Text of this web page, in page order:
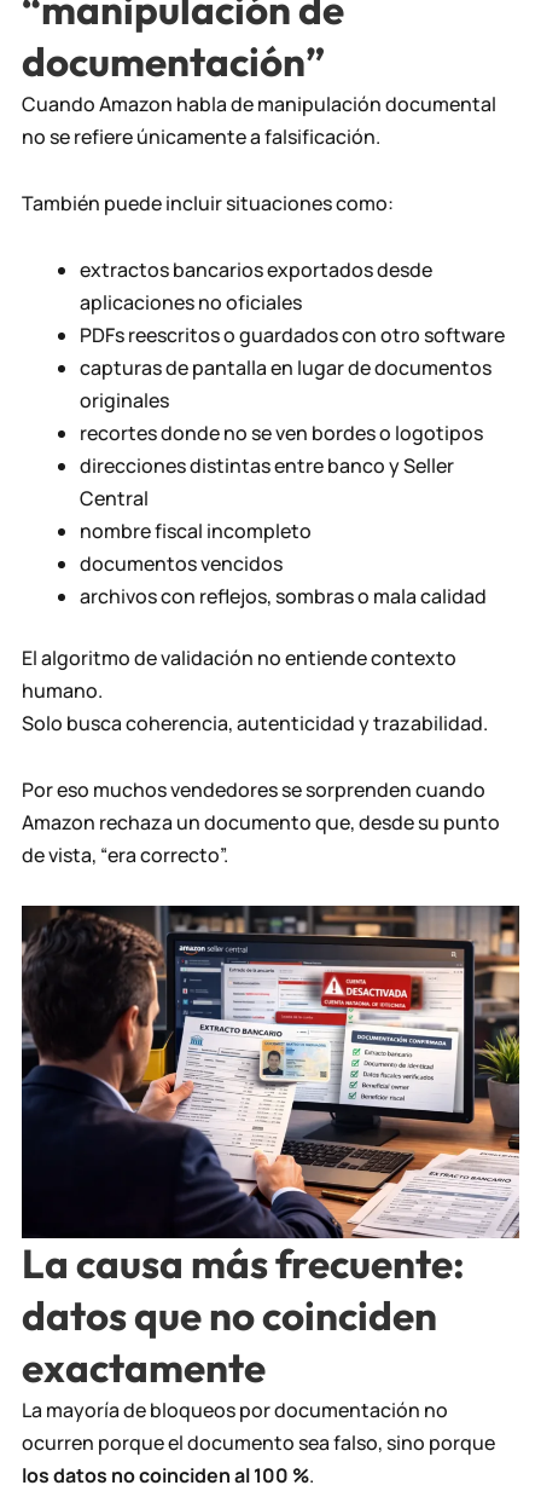
“manipulación de
documentación”
Cuando Amazon habla de manipulación documental
no se refiere únicamente a falsificación.
También puede incluir situaciones como:
extractos bancarios exportados desde
aplicaciones no oficiales
PDFs reescritos o guardados con otro software
capturas de pantalla en lugar de documentos
originales
recortes donde no se ven bordes o logotipos
direcciones distintas entre banco y Seller
Central
nombre fiscal incompleto
documentos vencidos
archivos con reflejos, sombras o mala calidad
El algoritmo de validación no entiende contexto
humano.
Solo busca coherencia, autenticidad y trazabilidad.
Por eso muchos vendedores se sorprenden cuando
Amazon rechaza un documento que, desde su punto
de vista, “era correcto”.
La causa más frecuente:
datos que no coinciden
exactamente
La mayoría de bloqueos por documentación no
ocurren porque el documento sea falso, sino porque
los datos no coinciden al 100 %.